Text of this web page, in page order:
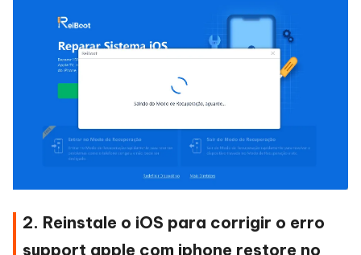
2. Reinstale o iOS para corrigir o erro
support apple com iphone restore no